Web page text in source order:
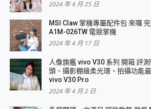
2024 年 4 月 25 日
MSI Claw 掌機專屬配件包 來囉
A1M-026TW 電競掌機
2024 年 4 月 17 日
人像旗艦 vivo V30 系列 開箱 評
頭、攝影棚級柔光環、拍攝功能
vivo V30 Pro
2024 年 4 月 2 日